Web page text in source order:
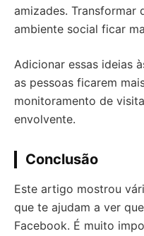
amizades. Transformar
ambiente social ficar
Adicionar essas ideias
as pessoas ficarem
monitoramento de
envolvente.
Conclusão
Este artigo mostrou
que te ajudam a ver
Facebook. É muito